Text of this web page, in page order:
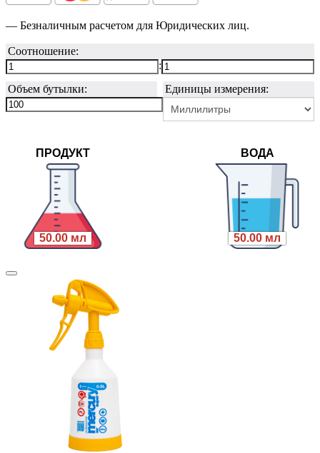
— Безналичным расчетом для Юридических лиц.
Соотношение:
:
Объем бутылки:
Единицы измерения:
ПРОДУКТ
50.00 мл
ВОДА
50.00 мл